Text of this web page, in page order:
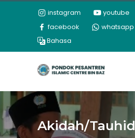
instagram
youtube
facebook
whatsapp
Bahasa
Akidah/Tauhid